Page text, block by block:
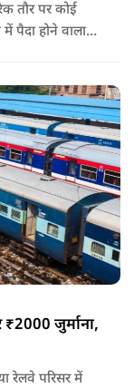
तौर पर कोई
पैदा होने वाला
₹2000 जुर्माना,
रेलवे परिसर में